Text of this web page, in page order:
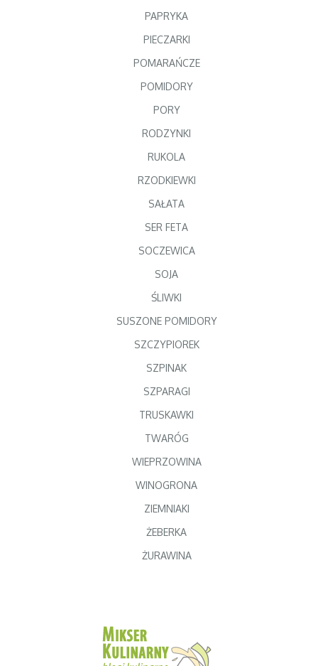
PAPRYKA
PIECZARKI
POMARAŃCZE
POMIDORY
PORY
RODZYNKI
RUKOLA
RZODKIEWKI
SAŁATA
SER FETA
SOCZEWICA
SOJA
ŚLIWKI
SUSZONE POMIDORY
SZCZYPIOREK
SZPINAK
SZPARAGI
TRUSKAWKI
TWARÓG
WIEPRZOWINA
WINOGRONA
ZIEMNIAKI
ŻEBERKA
ŻURAWINA